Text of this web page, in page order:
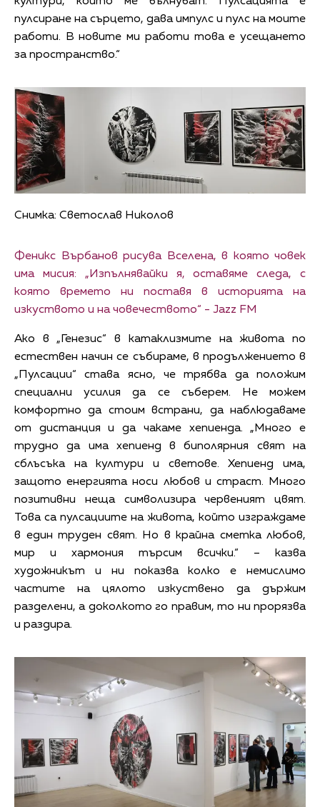
пулсиране на сърцето, дава импулс и пулс на моите
работи. В новите ми работи това е усещането
за пространство.“
Снимка: Светослав Николов
Феникс Върбанов рисува Вселена, в която човек
има мисия: „Изпълнявайки я, оставяме следа, с
която времето ни поставя в историята на
изкуството и на човечеството“ - Jazz FM
Ако в „Генезис“ в катаклизмите на живота по
естествен начин се събираме, в продължението в
„Пулсации“ става ясно, че трябва да положим
специални усилия да се съберем. Не можем
комфортно да стоим встрани, да наблюдаваме
от дистанция и да чакаме хепиенда. „Много е
трудно да има хепиенд в биполярния свят на
сблъсъка на култури и светове. Хепиенд има,
защото енергията носи любов и страст. Много
позитивни неща символизира червеният цвят.
Това са пулсациите на живота, който изграждаме
в един труден свят. Но в крайна сметка любов,
мир и хармония търсим всички.“ – казва
художникът и ни показва колко е немислимо
частите на цялото изкуствено да държим
разделени, а доколкото го правим, то ни прорязва
и раздира.